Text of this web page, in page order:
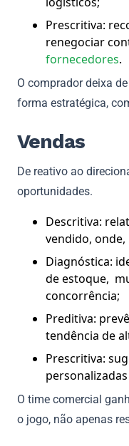
Prescritiva:
renegociar
fornecedores.
O comprador deixa
forma estratégica,
Vendas
De reativo ao
oportunidades.
Descritiva:
vendido,
Diagnóstica:
de estoque,
concorrência;
Preditiva: prevê
tendência de
Prescritiva:
O time comercial
o jogo, não apenas